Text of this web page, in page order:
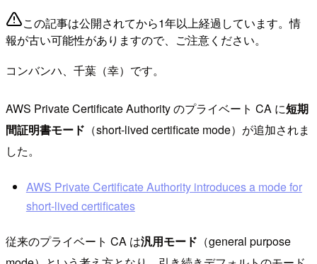
この記事は公開されてから1年以上経過しています。情
報が古い可能性がありますので、ご注意ください。
コンバンハ、千葉（幸）です。
AWS Private Certificate Authority のプライベート CA に短期
間証明書モード （short-lived certificate mode）が追加されま
した。
AWS Private Certificate Authority introduces a mode for
short-lived certificates
従来のプライベート CA は汎用モード （general purpose